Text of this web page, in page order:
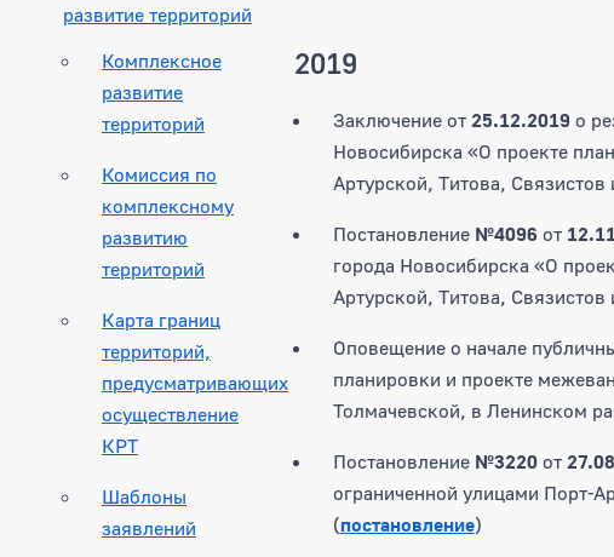
развитие территорий
Комплексное
развитие
территорий
Комиссия по
комплексному
развитию
территорий
Карта границ
территорий,
предусматривающих
осуществление
КРТ
Шаблоны
заявлений
2019
Заключение от 25.12.2019 о
Новосибирска «О проекте
Артурской, Титова,
Постановление №4096 от
города Новосибирска «О
Артурской, Титова,
Оповещение о начале
планировки и проекте
Толмачевской, в Ленинском
Постановление №3220 от
ограниченной улицами Порт-
(постановление)